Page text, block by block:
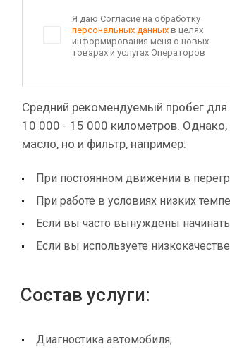
Я даю Согласие на обработку
персональных данных в целях
информирования меня о новых
товарах и услугах Операторов
Средний рекомендуемый пробег
10 000 - 15 000 километров. Однако,
масло, но и фильтр, например:
При постоянном движении в
При работе в условиях низких
Если вы часто вынуждены
Если вы используете
Состав услуги:
Диагностика автомобиля;